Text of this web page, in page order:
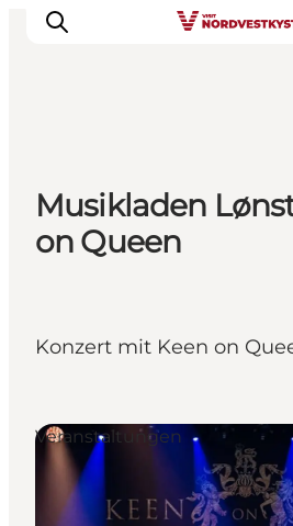
Urlaubsorte
Inspiration
Events
Musikladen
on Queen
Konzert mit Keen on
Veranstaltungen